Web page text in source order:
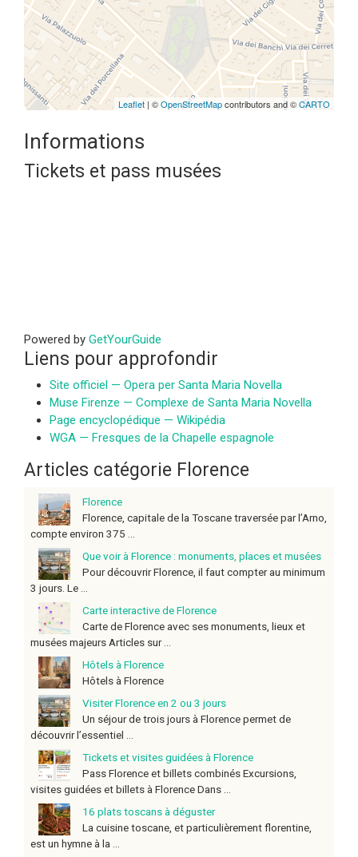
Leaflet | ©OpenStreetMapcontributors and ©CARTO
Informations
Tickets et pass musées
Powered by GetYourGuide
Liens pour approfondir
Site officiel — Opera per Santa Maria Novella
Muse Firenze — Complexe de Santa Maria Novella
Page encyclopédique — Wikipédia
WGA — Fresques de la Chapelle espagnole
Articles catégorie Florence
Florence
Florence, capitale de la Toscane traversée par l’Arno,
compte environ 375 ...
Que voir à Florence : monuments, places et musées
Pour découvrir Florence, il faut compter au minimum
3 jours. Le ...
Carte interactive de Florence
Carte de Florence avec ses monuments, lieux et
musées majeurs Articles sur ...
Hôtels à Florence
Hôtels à Florence
Visiter Florence en 2 ou 3 jours
Un séjour de trois jours à Florence permet de
découvrir l’essentiel ...
Tickets et visites guidées à Florence
Pass Florence et billets combinés Excursions,
visites guidées et billets à Florence Dans ...
16 plats toscans à déguster
La cuisine toscane, et particulièrement florentine,
est un hymne à la ...